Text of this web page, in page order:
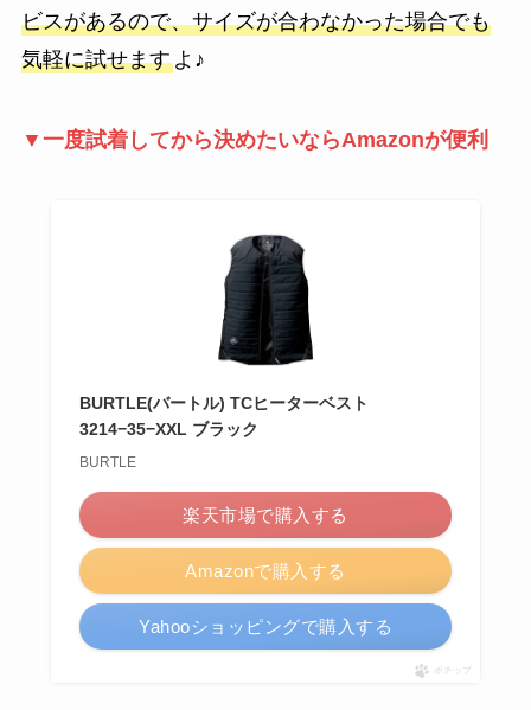
ビスがあるので、サイズが合わなかった場合でも
気軽に試せますよ♪
▼一度試着してから決めたいならAmazonが便利
BURTLE(バートル) TCヒーターベスト
3214−35−XXL ブラック
BURTLE
Amazonで購入する
楽天市場で購入する
Yahooショッピングで購入する
ポチップ